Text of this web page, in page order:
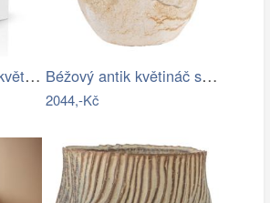
Designový obal na květináče LONG SLIM… Béžový antik květináč slepička Farm…
2044,-Kč